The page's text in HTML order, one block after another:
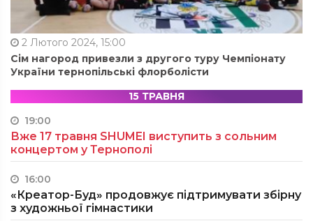
2 Лютого 2024, 15:00
Сім нагород привезли з другого туру Чемпіонату
України тернопільські флорболісти
15 ТРАВНЯ
19:00
Вже 17 травня SHUMEI виступить з сольним
концертом у Тернополі
16:00
«Креатор-Буд» продовжує підтримувати збірну
з художньої гімнастики